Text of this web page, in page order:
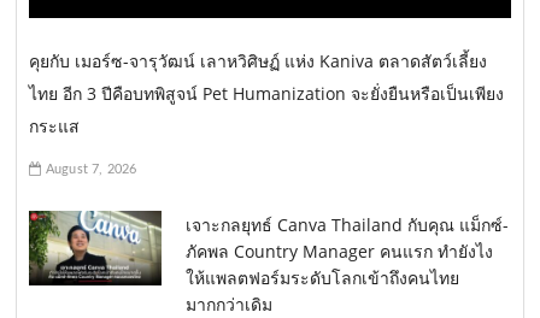
คุยกับ เมอร์ซ-จารุวัฒน์ เลาหวิศิษฏ์ แห่ง Kaniva ตลาดสัตว์เลี้ยง
ไทย อีก 3 ปีคือบทพิสูจน์ Pet Humanization จะยั่งยืนหรือเป็นเพียง
กระแส
August 7, 2026
เจาะกลยุทธ์ Canva Thailand กับคุณ แม็กซ์-
ภัคพล Country Manager คนแรก ทำยังไง
ให้แพลตฟอร์มระดับโลกเข้าถึงคนไทย
มากกว่าเดิม